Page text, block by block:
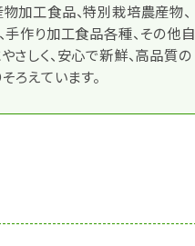
加工食品、特別栽培農産物、
手作り加工食品各種、その他自
さしく、安心で新鮮、高品質の
ろえています。